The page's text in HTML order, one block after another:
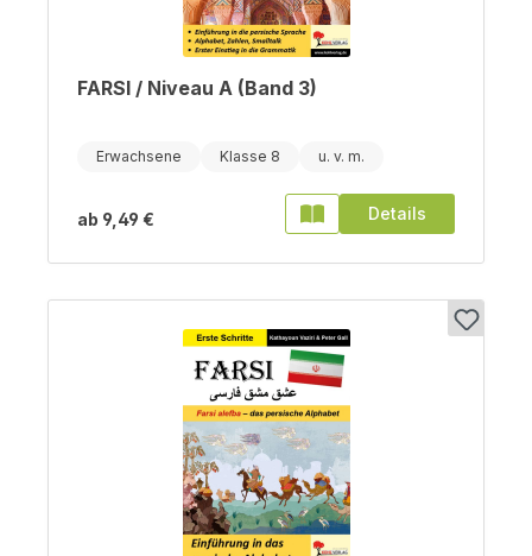
FARSI / Niveau A (Band 3)
Erwachsene Klasse 8
ab 9,49 € Details